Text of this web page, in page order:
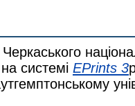
системі EPrints 3